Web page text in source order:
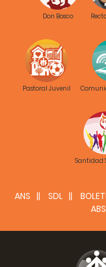
Don Bosco
Pastoral Juvenil
Santidad
ANS SDL
ABS